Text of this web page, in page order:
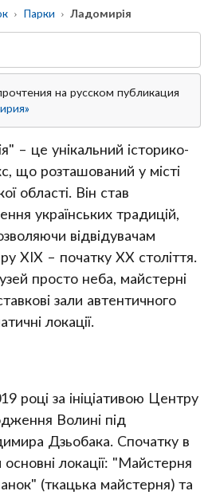
Парки Ладомирія
на русском публикация
– це унікальний історико-
що розташований у місті
області. Він став
українських традицій,
відвідувачам
XIX – початку XX століття.
просто неба, майстерні
зали автентичного
локації.
році за ініціативою Центру
Волині під
Дзьобака. Спочатку в
локації: "Майстерня
(ткацька майстерня) та